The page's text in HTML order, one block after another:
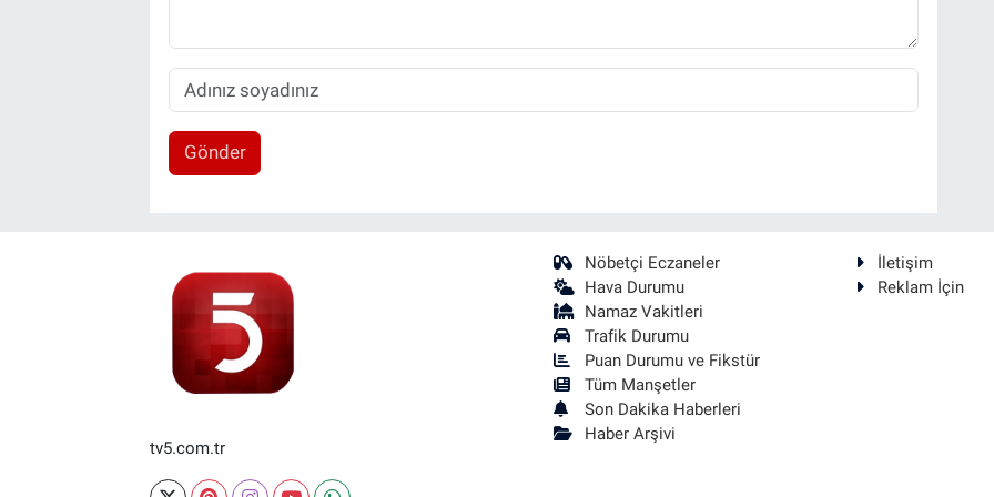
Gönder
tv5.com.tr
Nöbetçi Eczaneler
Hava Durumu
Namaz Vakitleri
Trafik Durumu
Puan Durumu ve Fikstür
Tüm Manşetler
Son Dakika Haberleri
Haber Arşivi
İletişim
Reklam İçin